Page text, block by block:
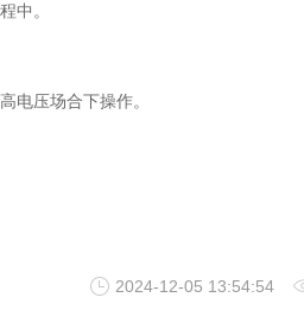
中。
电压场合下操作。
2024-12-05 13:54:54